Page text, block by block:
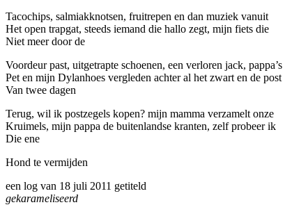
Tacochips, salmiakknotsen, fruitrepen en dan muziek vanuit
Het open trapgat, steeds iemand die hallo zegt, mijn fiets die
Niet meer door de
Voordeur past, uitgetrapte schoenen, een verloren jack, pappa’s
Pet en mijn Dylanhoes vergleden achter al het zwart en de post
Van twee dagen
Terug, wil ik postzegels kopen? mijn mamma verzamelt onze
Kruimels, mijn pappa de buitenlandse kranten, zelf probeer ik
Die ene
Hond te vermijden
een log van 18 juli 2011 getiteld
gekarameliseerd